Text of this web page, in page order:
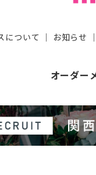
について ｜ お知らせ ｜
オーダー